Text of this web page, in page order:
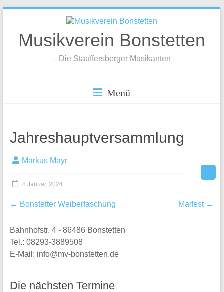
springenMusikverein Bonstetten
– Die Stauffersberger Musikanten
Menü
Jahreshauptversammlung
Markus Mayr
8 Januar, 2024
← Bonstetter Weiberfaschung Maifest →
Bahnhofstr. 4 - 86486 Bonstetten
Tel.: 08293-3889508
E-Mail: info@mv-bonstetten.de
Die nächsten Termine